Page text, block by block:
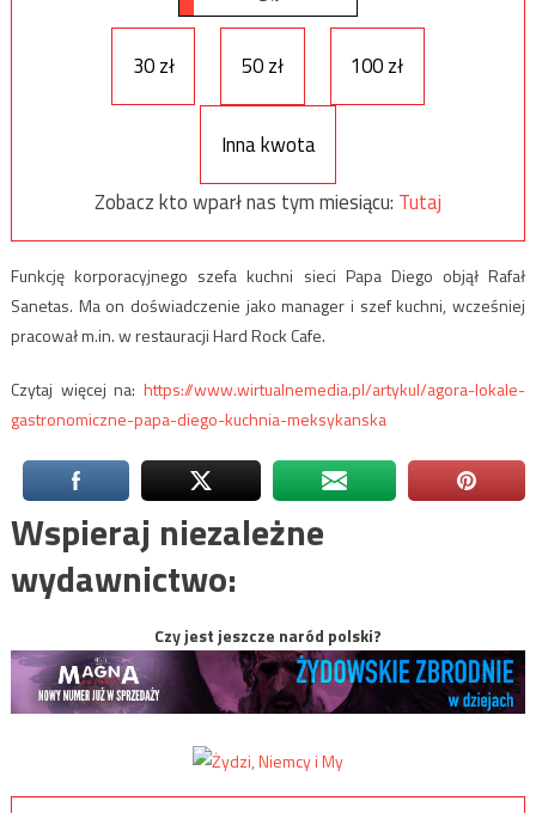
30 zł 50 zł 100 zł
Inna kwota
Zobacz kto wparł nas tym miesiącu: Tutaj
Funkcję korporacyjnego szefa kuchni sieci Papa Diego objął Rafał
Sanetas. Ma on doświadczenie jako manager i szef kuchni, wcześniej
pracował m.in. w restauracji Hard Rock Cafe.
Czytaj więcej na:https://www.wirtualnemedia.pl/artykul/agora-lokale-
gastronomiczne-papa-diego-kuchnia-meksykanska
Wspieraj niezależne
wydawnictwo:
Czy jest jeszcze naród polski?